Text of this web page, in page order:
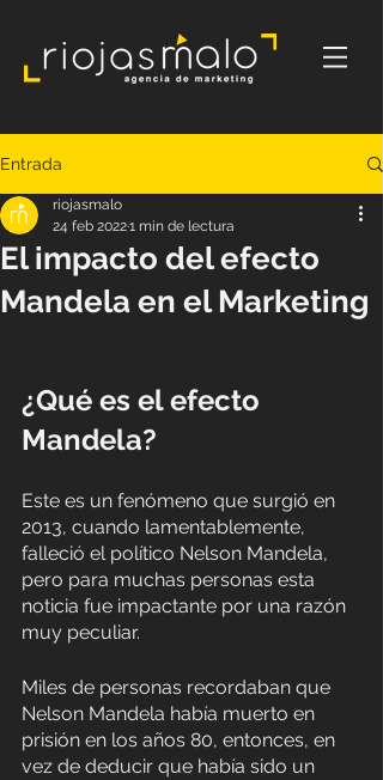
Entrada
El impacto del efecto
Mandela en el Marketing
riojasmalo
24 feb 20221 min de lectura
¿Qué es el efecto
Mandela?
Este es un fenómeno que surgió en
2013, cuando lamentablemente,
falleció el político Nelson Mandela,
pero para muchas personas esta
noticia fue impactante por una razón
muy peculiar.
Miles de personas recordaban que
Nelson Mandela había muerto en
prisión en los años 80, entonces, en
vez de deducir que había sido un